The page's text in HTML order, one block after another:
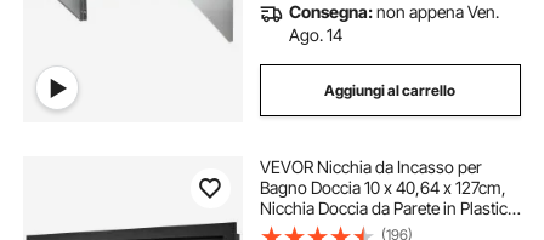
mensola da bagno a parete
organizer parete portautensili
mensole da parete bagno
Consegna:non appena Ven.
Ago. 14
Aggiungi al carrello
VEVOR Nicchia da Incasso per
Bagno Doccia 10 x 40,64 x 127cm,
Nicchia Doccia da Parete in Plastica
XPS Impermeabile, Nicchia da
(196)